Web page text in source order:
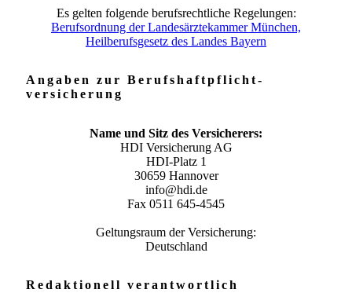
Es gelten folgende berufsrechtliche Regelungen:
Berufsordnung der Landesärztekammer München,
Heilberufsgesetz des Landes Bayern
Angaben zur Berufs­haftpflicht­
versicherung
Name und Sitz des Versicherers:
HDI Versicherung AG
HDI-Platz 1
30659 Hannover
info@hdi.de
Fax 0511 645-4545
Geltungsraum der Versicherung:
Deutschland
Redaktionell verantwortlich